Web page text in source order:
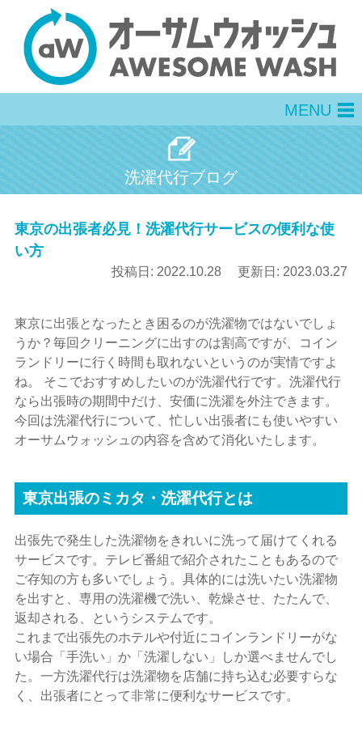
MENU
洗濯代行ブログ
東京の出張者必見！洗濯代行サービスの便利な使
い方
投稿日: 2022.10.28 更新日: 2023.03.27
東京に出張となったとき困るのが洗濯物ではないでしょ
うか？毎回クリーニングに出すのは割高ですが、コイン
ランドリーに行く時間も取れないというのが実情ですよ
ね。 そこでおすすめしたいのが洗濯代行です。洗濯代行
なら出張時の期間中だけ、安価に洗濯を外注できます。
今回は洗濯代行について、忙しい出張者にも使いやすい
オーサムウォッシュの内容を含めて消化いたします。
東京出張のミカタ・洗濯代行とは
出張先で発生した洗濯物をきれいに洗って届けてくれる
サービスです。テレビ番組で紹介されたこともあるので
ご存知の方も多いでしょう。具体的には洗いたい洗濯物
を出すと、専用の洗濯機で洗い、乾燥させ、たたんで、
返却される、というシステムです。
これまで出張先のホテルや付近にコインランドリーがな
い場合「手洗い」か「洗濯しない」しか選べませんでし
た。一方洗濯代行は洗濯物を店舗に持ち込む必要すらな
く、出張者にとって非常に便利なサービスです。